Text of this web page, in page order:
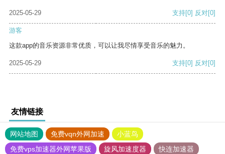
2025-05-29 支持[0] 反对[0]
游客
这款app的音乐资源非常优质，可以让我尽情享受音乐的魅力。
2025-05-29 支持[0] 反对[0]
友情链接
网站地图 免费vqn外网加速
小蓝鸟
免费vps加速器外网苹果版
旋风加速度器
快连加速器